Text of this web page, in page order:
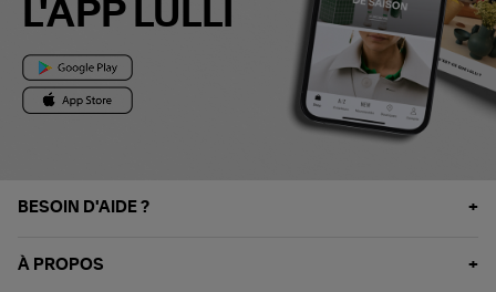
L'APP LULLI
BESOIN D'AIDE ?
À PROPOS